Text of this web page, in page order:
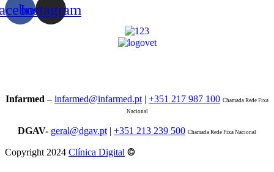
Instagram
Infarmed –infarmed@infarmed.pt | +351 217 987 100 Chamada Rede Fixa
Nacional
DGAV- geral@dgav.pt | +351 213 239 500 Chamada Rede Fixa Nacional
Copyright 2024 Clínica Digital ©